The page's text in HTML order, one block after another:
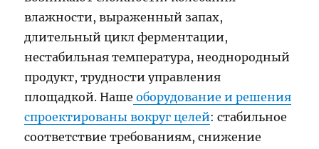
влажности, выраженный запах,
длительный цикл ферментации,
нестабильная температура, неоднородный
продукт, трудности управления
площадкой. Наше оборудование и решения
спроектированы вокруг целей: стабильное
соответствие требованиям, снижение